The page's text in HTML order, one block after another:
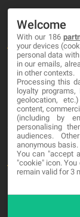
About
Blog
Contact
LEGAL
Cookies
Avviso Legale
Welcome
With our 186
your devices
personal data
in our emails,
in other contexts.
Processing this
loyalty
geolocation,
content,
(including by
personalising
audiences.
anonymous basis.
You can "accept
"cookie" icon. You
remain valid for 3